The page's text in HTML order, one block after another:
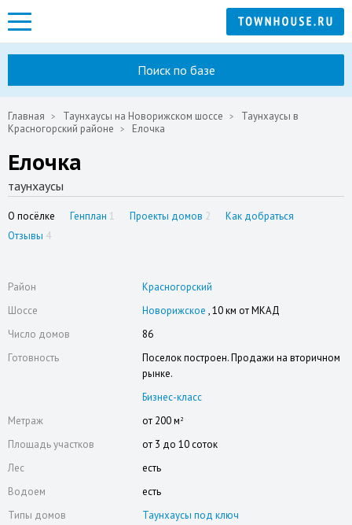
Поиск по базе
Главная Таунхаусы на Новорижском шоссе
Таунхаусы в
Красногорский районе
Елочка
Елочка
таунхаусы
О посёлке Генплан 1 Проекты домов 2
Как добраться
Отзывы 4
Район
Красногорский
Шоссе
Новорижское , 10 км от МКАД
Число домов
86
Готовность
Поселок построен. Продажи на вторичном
рынке.
Бизнес-класс
Метраж
от 200 м 2
Площадь участков
от 3 до 10 соток
Лес
есть
Водоем
есть
Типы домов
Таунхаусы под ключ